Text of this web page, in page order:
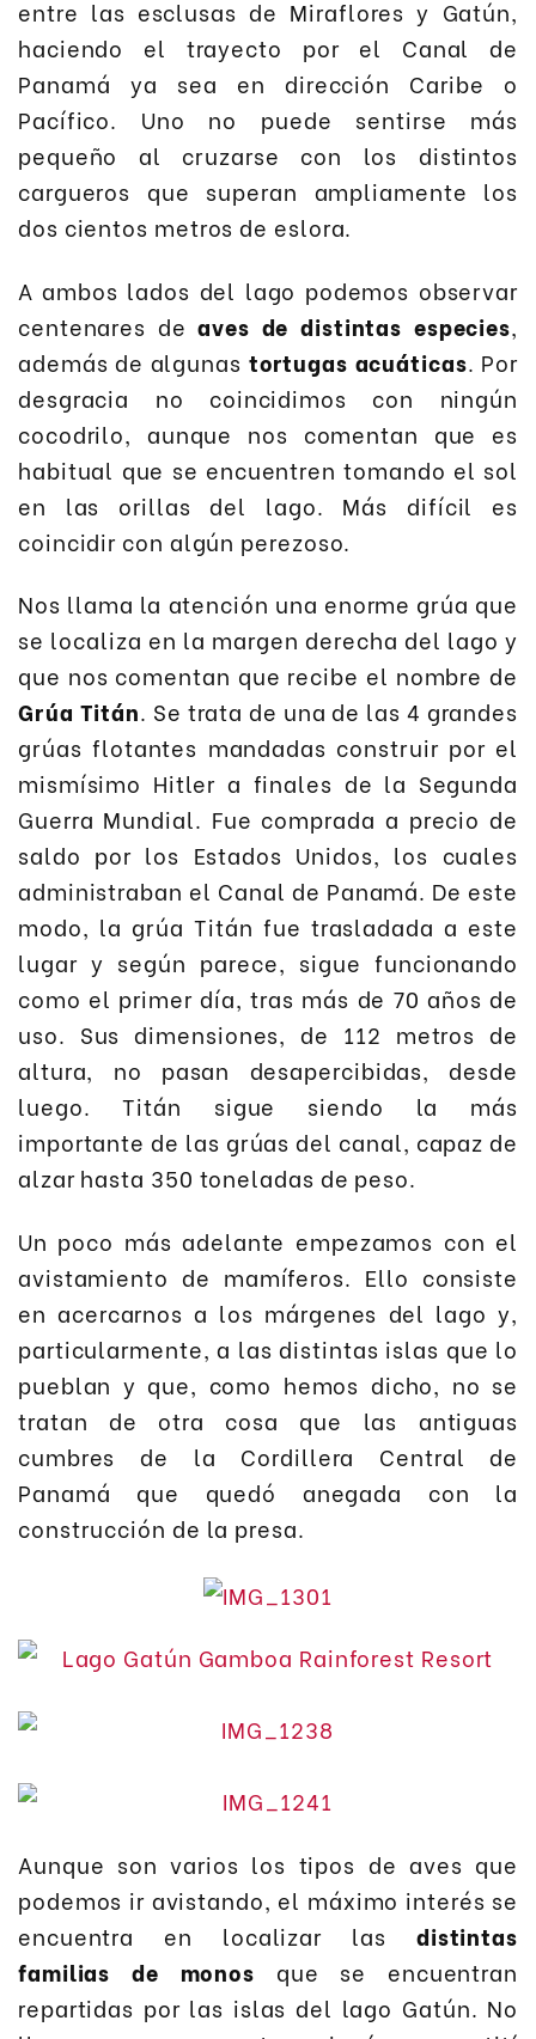
entre las esclusas de Miraflores y Gatún,
haciendo el trayecto por el Canal de
Panamá ya sea en dirección Caribe o
Pacífico. Uno no puede sentirse más
pequeño al cruzarse con los distintos
cargueros que superan ampliamente los
dos cientos metros de eslora.
A ambos lados del lago podemos observar
centenares deaves de distintas especies,
además de algunas tortugas acuáticas. Por
desgracia no coincidimos con ningún
cocodrilo, aunque nos comentan que es
habitual que se encuentren tomando el sol
en las orillas del lago. Más difícil es
coincidir con algún perezoso.
Nos llama la atención una enorme grúa que
se localiza en la margen derecha del lago y
que nos comentan que recibe el nombre de
Grúa Titán. Se trata de una de las 4 grandes
grúas flotantes mandadas construir por el
mismísimo Hitler a finales de la Segunda
Guerra Mundial. Fue comprada a precio de
saldo por los Estados Unidos, los cuales
administraban el Canal de Panamá. De este
modo, la grúa Titán fue trasladada a este
lugar y según parece, sigue funcionando
como el primer día, tras más de 70 años de
uso. Sus dimensiones, de 112 metros de
altura, no pasan desapercibidas, desde
luego. Titán sigue siendo la más
importante de las grúas del canal, capaz de
alzar hasta 350 toneladas de peso.
Un poco más adelante empezamos con el
avistamiento de mamíferos. Ello consiste
en acercarnos a los márgenes del lago y,
particularmente, a las distintas islas que lo
pueblan y que, como hemos dicho, no se
tratan de otra cosa que las antiguas
cumbres de la Cordillera Central de
Panamá que quedó anegada con la
construcción de la presa.
Aunque son varios los tipos de aves que
podemos ir avistando, el máximo interés se
encuentra en localizar las distintas
familias de monos que se encuentran
repartidas por las islas del lago Gatún. No